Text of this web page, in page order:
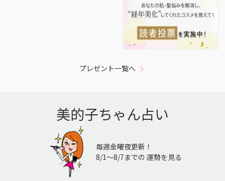
プレゼント一覧へ
美的子ちゃん占い
毎週金曜夜更新！
8/1〜8/7までの 運勢を見る